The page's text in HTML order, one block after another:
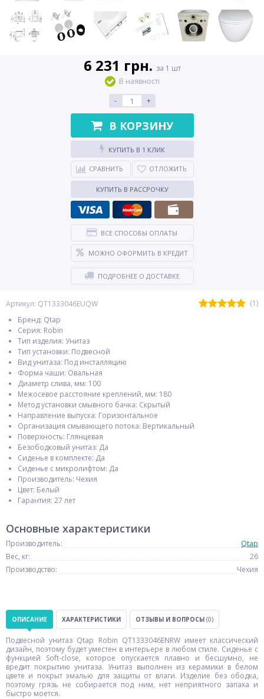
Артикул: QT1333046EUQW
(1)
Бренд: Qtap
Серия: Robin
Тип изделия: Унитаз
Тип установки: Подвесной
Вид унитаза: Под инсталляцию
Форма чаши: Овальная
Диаметр слива, мм: 100
Межосевое расстояние креплений, мм: 180
Метод установки смывного бачка: Скрытый
Направление выпуска: Горизонтальное
Организация смывающего потока: Вертикальный
Поверхность: Глянцевая
Безободковый унитаз: Да
Сиденье в комплекте: Да
Сиденье с микролифтом: Да
Производитель: Чехия
Цвет: Белый
Гарантия: 27 лет
6 231 грн. за 1 шт
В наявності
-
+
В КОРЗИНУ
КУПИТЬ В 1 КЛИК
СРАВНИТЬ ОТЛОЖИТЬ
КУПИТЬ В РАССРОЧКУ
ВСЕ СПОСОБЫ ОПЛАТЫ
МОЖНО ОФОРМИТЬ В КРЕДИТ
ПОДРОБНЕЕ О ДОСТАВКЕ
Основные характеристики
Производитель:
Qtap
Вес, кг:
26
Производство:
Чехия
ОПИСАНИЕ ХАРАКТЕРИСТИКИ ОТЗЫВЫ И ВОПРОСЫ (0)
Подвесной унитаз Qtap Robin QT1333046ENRW имеет классический
дизайн, поэтому будет уместен в интерьере в любом стиле. Сиденье с
функцией Soft-close, которое опускается плавно и бесшумно, не
вредит покрытию унитаза. Унитаз выполнен из керамики в белом
цвете и покрыт эмалью для защиты от влаги. Изделие без ободка,
поэтому грязь не собирается под ним, нет неприятного запаха и
быстро моется.